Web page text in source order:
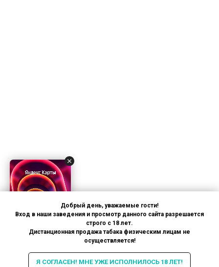
Добрый день, уважаемые гости!
Вход в наши заведения и просмотр данного сайта разрешается
строго с 18 лет.
Дистанционная продажа табака физическим лицам не
осуществляется!
Я СОГЛАСЕН! МНЕ УЖЕ ИСПОЛНИЛОСЬ 18 ЛЕТ!